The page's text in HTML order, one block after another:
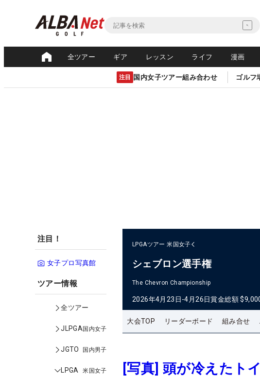
全ツアー ギア レッスン ライフ 漫画
注目 国内女子ツアー組み合わせ ゴルフ
注目！
女子プロ写真館
ツアー情報
全ツアー
JLPGA国内女子
JGTO 国内男子
LPGA 米国女子
LPGAツアー 米国女子
シェブロン選手権
The Chevron Championship
2026年4月23日-4月26日賞金総額
大会TOP リーダーボード 組み合せ
[写真] 頭が冷えたト